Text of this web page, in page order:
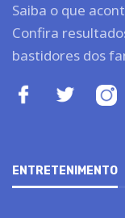
Saiba o que
Confira
bastidores dos
ENTRETENIMENTO